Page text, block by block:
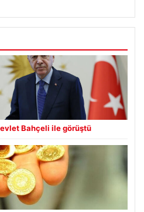
Bahçeli ile görüştü